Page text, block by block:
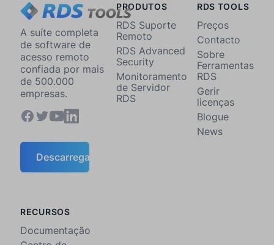
A suíte completa
de software de
acesso remoto
confiada por mais
de 500.000
empresas.
Descarregar
PRODUTOS
RDS Suporte
Remoto
RDS Advanced
Security
Monitoramento
de Servidor
RDS
RECURSOS
Documentação
RDS TOOLS
Preços
Contacto
Sobre
Ferramentas
RDS
Gerir
licenças
Blogue
News